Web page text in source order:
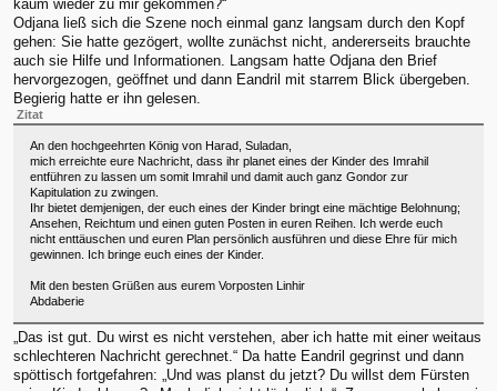
kaum wieder zu mir gekommen?“
Odjana ließ sich die Szene noch einmal ganz langsam durch den Kopf
gehen: Sie hatte gezögert, wollte zunächst nicht, andererseits brauchte
auch sie Hilfe und Informationen. Langsam hatte Odjana den Brief
hervorgezogen, geöffnet und dann Eandril mit starrem Blick übergeben.
Begierig hatte er ihn gelesen.
Zitat
An den hochgeehrten König von Harad, Suladan,
mich erreichte eure Nachricht, dass ihr planet eines der Kinder des Imrahil
entführen zu lassen um somit Imrahil und damit auch ganz Gondor zur
Kapitulation zu zwingen.
Ihr bietet demjenigen, der euch eines der Kinder bringt eine mächtige Belohnung;
Ansehen, Reichtum und einen guten Posten in euren Reihen. Ich werde euch
nicht enttäuschen und euren Plan persönlich ausführen und diese Ehre für mich
gewinnen. Ich bringe euch eines der Kinder.
Mit den besten Grüßen aus eurem Vorposten Linhir
Abdaberie
„Das ist gut. Du wirst es nicht verstehen, aber ich hatte mit einer weitaus
schlechteren Nachricht gerechnet.“ Da hatte Eandril gegrinst und dann
spöttisch fortgefahren: „Und was planst du jetzt? Du willst dem Fürsten